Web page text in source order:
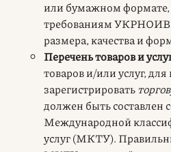
или бумажном формате,
требованиям
размера, качества и
Перечень товаров и
товаров и/или услуг,
зарегистрировать
должен быть составлен
Международной
услуг (МКТУ).